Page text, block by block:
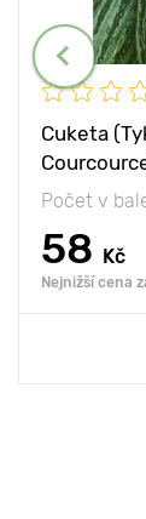
Cuketa
Počet v
58 Kč
Nejnižší cena